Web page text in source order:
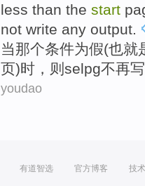
less than the start
not write any output
当那个条件为假(也就
页)时， 则selpg不再写
youdao
有道智选 官方博客 技